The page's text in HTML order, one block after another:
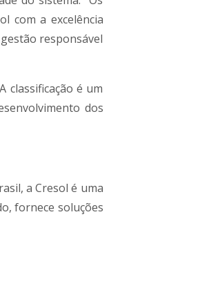
com a excelência
responsável
classificação é um
dos
a Cresol é uma
fornece soluções